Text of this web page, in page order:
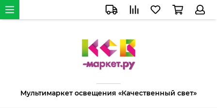
Мультимаркет освещения «Качественный свет»